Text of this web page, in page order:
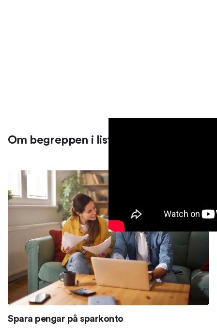
Om begreppen i listan
Spara pengar på sparkonto